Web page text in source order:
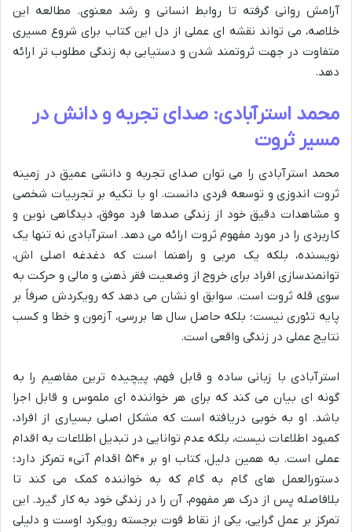
آرامش روانی گرفته تا روابط انسانی و رشد معنوی. مطالعه این
خلاصه، می تواند نقشه ای عملی از دل این کتاب برای شروع مسیری
متفاوت در جهت ثروتمند شدن و دستیابی به زندگی مطلوب تر ارائه
دهد.
محمد استرآبادی: صدای تجربه و دانش در
مسیر ثروت
محمد استرآبادی را می توان صدای تجربه و دانشی عمیق در زمینه
ثروت اندوزی و توسعه فردی دانست. او با تکیه بر تجربیات شخصی
و مشاهدات دقیق خود از زندگی صدها فرد موفق، دیدگاهی نوین و
کاربردی را در مورد مفهوم ثروت ارائه می دهد. استرآبادی نه تنها یک
نویسنده، بلکه یک مربی و راهنما است که دغدغه اصلی اش،
توانمندسازی افراد برای خروج از وضعیت فقر ذهنی و مالی و حرکت به
سوی قله ثروت است. سوابق او نشان می دهد که رویکردش صرفاً بر
پایه تئوری نیست؛ بلکه حاصل سال ها بررسی، آزمون و خطا و کسب
نتایج عملی در زندگی واقعی است.
استرآبادی با زبانی ساده و قابل فهم، پیچیده ترین مفاهیم را به
گونه ای بیان می کند که برای هر خواننده ای ملموس و قابل اجرا
باشد. او به خوبی دریافته است که مشکل اصلی بسیاری از افراد،
کمبود اطلاعات نیست، بلکه عدم توانایی در تبدیل اطلاعات به اقدام
عملی است. به همین دلیل، کتاب او بر «۵۴ اقدام آنی» تمرکز دارد؛
دستورالعمل های گام به گام که به خواننده کمک می کند تا
بلافاصله پس از درک هر مفهوم، آن را در زندگی خود به کار گیرد. این
تمرکز بر عمل گرایی، یکی از نقاط قوت برجسته رویکرد اوست و دلیلی